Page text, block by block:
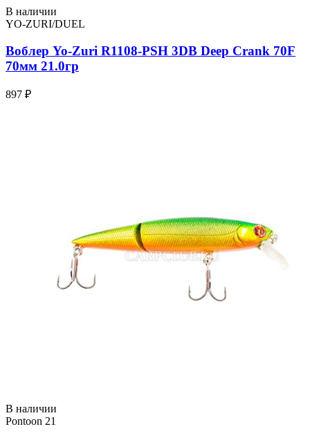
В наличии
YO-ZURI/DUEL
Воблер Yo-Zuri R1108-PSH 3DB Deep Crank 70F
70мм 21.0гр
897 ₽
В наличии
Pontoon 21